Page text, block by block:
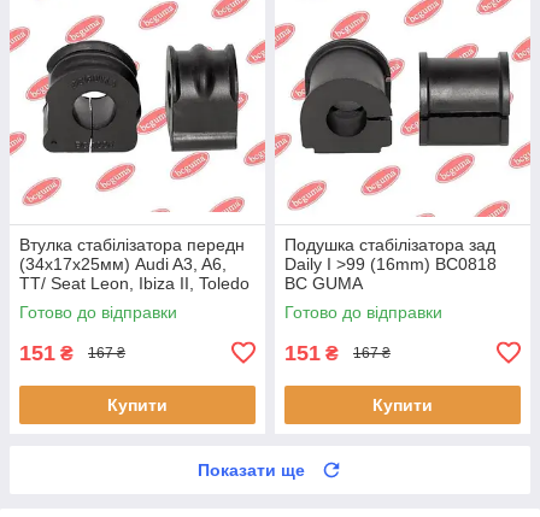
Втулка стабілізатора передн
(34х17х25мм) Audi A3, A6,
TT/ Seat Leon, Ibiza II, Toledo
II (BC0226) BCGUMA BC0226
BC GUMA
Готово до відправки
151 ₴ 167 ₴
Купити
Подушка стабілізатора зад
Daily I >99 (16mm) BC0818
BC GUMA
Готово до відправки
151 ₴ 167 ₴
Купити
Показати ще